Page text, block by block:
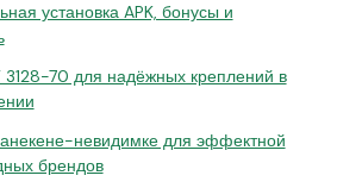
установка APK, бонусы и
70 для надёжных креплений в
невидимке для эффектной
брендов